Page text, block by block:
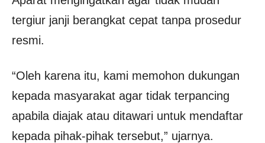
tergiur janji berangkat cepat tanpa prosedur
resmi.
“Oleh karena itu, kami memohon dukungan
kepada masyarakat agar tidak terpancing
apabila diajak atau ditawari untuk mendaftar
kepada pihak-pihak tersebut,” ujarnya.